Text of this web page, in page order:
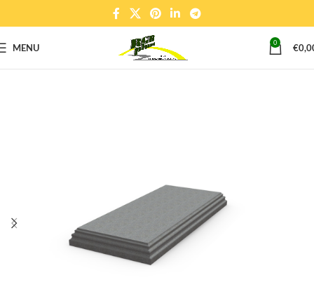
MENU 0 €